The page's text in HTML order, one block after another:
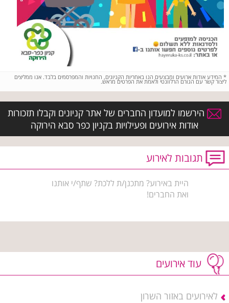
* המידע אודות ארועים ומבצעים הנו באחריות הקניונים, החנויות והמפרסמים בלבד. אנו ממליצים
ליצור קשר עם הגורם הרלוונטי ולאמת את הפרטים מראש.
הירשמו למועדון החברים של אתר קניונים וקבלו תזכורות
אודות אירועים ופעילויות בקניון כפר סבא הירוקה
תגובות לאירוע
היית באירוע? מתכנן/ת ללכת? שתף/י אותנו
ואת החברים!
עוד אירועים
לאירועים באזור השרון